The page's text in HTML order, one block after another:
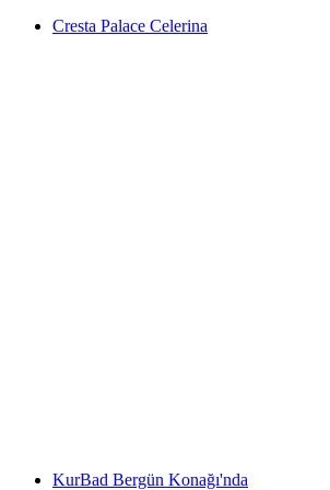
Cresta Palace Celerina
KurBad Bergün Konağı'nda